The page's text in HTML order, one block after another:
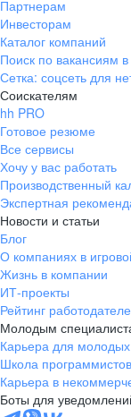
Партнерам
Инвесторам
Каталог компаний
Поиск по вакансиям
Сетка: соцсеть для
Соискателям
hh PRO
Готовое резюме
Все сервисы
Хочу у вас работать
Производственный
Экспертная
Новости и статьи
Блог
О компаниях в
Жизнь в компании
ИТ-проекты
Рейтинг
Молодым
Карьера для
Школа программистов
Карьера в
Боты для